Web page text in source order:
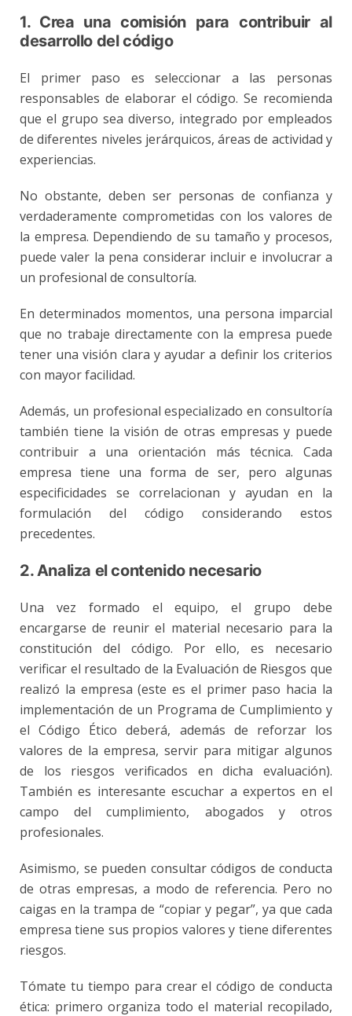
1. Crea una comisión para contribuir al
desarrollo del código
El primer paso es seleccionar a las personas
responsables de elaborar el código. Se recomienda
que el grupo sea diverso, integrado por empleados
de diferentes niveles jerárquicos, áreas de actividad y
experiencias.
No obstante, deben ser personas de confianza y
verdaderamente comprometidas con los valores de
la empresa. Dependiendo de su tamaño y procesos,
puede valer la pena considerar incluir e involucrar a
un profesional de consultoría.
En determinados momentos, una persona imparcial
que no trabaje directamente con la empresa puede
tener una visión clara y ayudar a definir los criterios
con mayor facilidad.
Además, un profesional especializado en consultoría
también tiene la visión de otras empresas y puede
contribuir a una orientación más técnica. Cada
empresa tiene una forma de ser, pero algunas
especificidades se correlacionan y ayudan en la
formulación del código considerando estos
precedentes.
2. Analiza el contenido necesario
Una vez formado el equipo, el grupo debe
encargarse de reunir el material necesario para la
constitución del código. Por ello, es necesario
verificar el resultado de la Evaluación de Riesgos que
realizó la empresa (este es el primer paso hacia la
implementación de un Programa de Cumplimiento y
el Código Ético deberá, además de reforzar los
valores de la empresa, servir para mitigar algunos
de los riesgos verificados en dicha evaluación).
También es interesante escuchar a expertos en el
campo delcumplimiento, abogados y otros
profesionales.
Asimismo, se pueden consultar códigos de conducta
de otras empresas, a modo de referencia. Pero no
caigas en la trampa de “copiar y pegar”, ya que cada
empresa tiene sus propios valores y tiene diferentes
riesgos.
Tómate tu tiempo para crear el código de conducta
ética: primero organiza todo el material recopilado,